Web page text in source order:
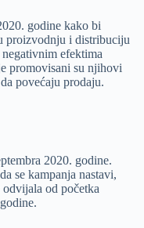
godine kako bi
proizvodnju i distribuciju
efektima
promovisani su njihovi
povećaju prodaju.
2020. godine.
se kampanja nastavi,
od početka